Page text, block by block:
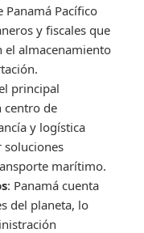
Panamá Pacífico
y fiscales que
el almacenamiento
principal
centro de
y logística
marítimo.
: Panamá cuenta
del planeta, lo